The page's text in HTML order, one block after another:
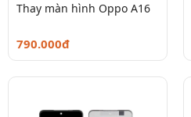
Thay màn hình Oppo A16
790.000đ